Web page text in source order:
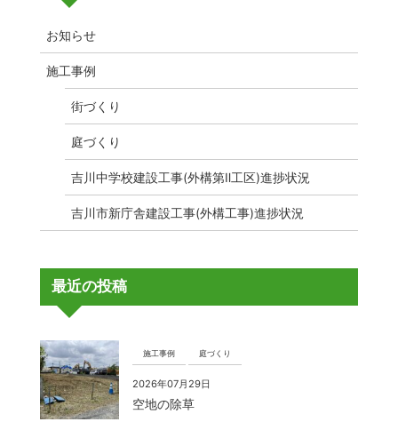
お知らせ
施工事例
街づくり
庭づくり
吉川中学校建設工事(外構第Ⅱ工区)進捗状況
吉川市新庁舎建設工事(外構工事)進捗状況
最近の投稿
施工事例 庭づくり
2026年07月29日
空地の除草